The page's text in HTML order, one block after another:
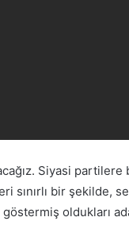
Siyasi partilere
sınırlı bir şekilde,
oldukları